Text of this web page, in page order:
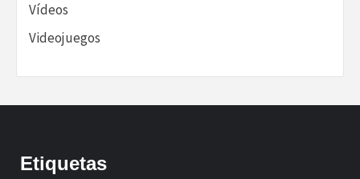
Vídeos
Videojuegos
Etiquetas